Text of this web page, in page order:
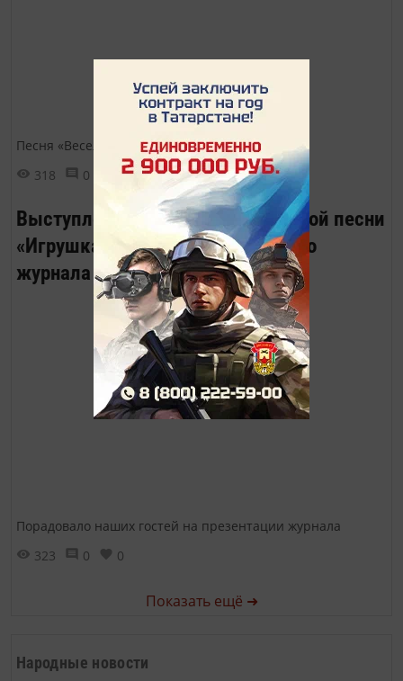
Песня «Веселый барабанщик»
318
0 0
Выступление ансамбля бардовской песни
«Игрушка» на презентации нашего
журнала
Порадовало наших гостей на презентации журнала
323
0 0
Показать ещё ➜
Народные новости